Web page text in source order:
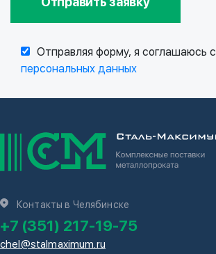
Отправляя форму, я соглашаюсь с
персональных данных
Контакты в Челябинске
+7 (351) 217-19-75
chel@stalmaximum.ru